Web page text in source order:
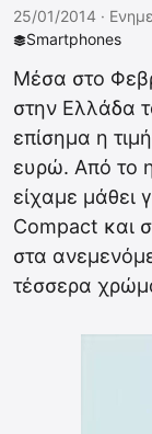
Smartphones
25/01/2014 ·
Μέσα στο
στην Ελλάδα
επίσημα η
ευρώ. Από το
είχαμε μάθει
Compact και
στα
τέσσερα